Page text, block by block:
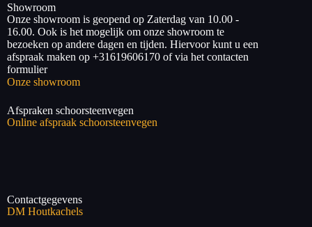
Showroom
Onze showroom is geopend op Zaterdag van 10.00 -
16.00. Ook is het mogelijk om onze showroom te
bezoeken op andere dagen en tijden. Hiervoor kunt u een
afspraak maken op +31619606170 of via het contacten
formulier
Onze showroom
Afspraken schoorsteenvegen
Online afspraak schoorsteenvegen
Contactgegevens
DM Houtkachels